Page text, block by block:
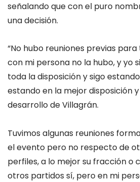
señalando que con el puro
una decisión.
“No hubo reuniones previas
con mi persona no la hubo, y yo
toda la disposición y sigo
estando en la mejor disposición
desarrollo de Villagrán.
Tuvimos algunas reuniones
el evento pero no respecto de
perfiles, a lo mejor su fracción o
otros partidos sí, pero en mi